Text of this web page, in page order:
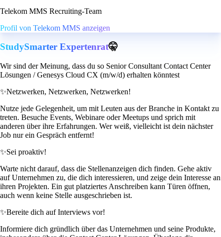
Telekom MMS Recruiting-Team
Profil von Telekom MMS anzeigen
StudySmarter Expertenrat🤫
Wir sind der Meinung, dass du so Senior Consultant Contact Center
Lösungen / Genesys Cloud CX (m/w/d) erhalten könntest
✨Netzwerken, Netzwerken, Netzwerken!
Nutze jede Gelegenheit, um mit Leuten aus der Branche in Kontakt zu
treten. Besuche Events, Webinare oder Meetups und sprich mit
anderen über ihre Erfahrungen. Wer weiß, vielleicht ist dein nächster
Job nur ein Gespräch entfernt!
✨Sei proaktiv!
Warte nicht darauf, dass die Stellenanzeigen dich finden. Gehe aktiv
auf Unternehmen zu, die dich interessieren, und zeige dein Interesse an
ihren Projekten. Ein gut platziertes Anschreiben kann Türen öffnen,
auch wenn keine Stelle ausgeschrieben ist.
✨Bereite dich auf Interviews vor!
Informiere dich gründlich über das Unternehmen und seine Produkte,